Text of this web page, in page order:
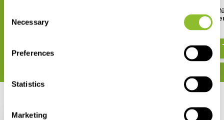
Selection
Necessary
Preferences
Statistics
Marketing
Stock und Rahmen (300 mm
NHBS Erweiterung
Kollabierbares